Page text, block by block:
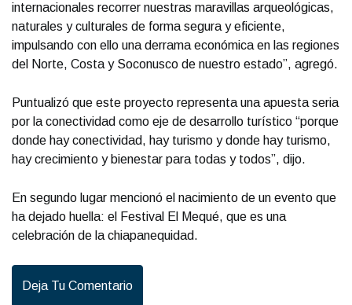
internacionales recorrer nuestras maravillas arqueológicas,
naturales y culturales de forma segura y eficiente,
impulsando con ello una derrama económica en las regiones
del Norte, Costa y Soconusco de nuestro estado”, agregó.
Puntualizó que este proyecto representa una apuesta seria
por la conectividad como eje de desarrollo turístico “porque
donde hay conectividad, hay turismo y donde hay turismo,
hay crecimiento y bienestar para todas y todos”, dijo.
En segundo lugar mencionó el nacimiento de un evento que
ha dejado huella: el Festival El Mequé, que es una
celebración de la chiapanequidad.
Deja Tu Comentario